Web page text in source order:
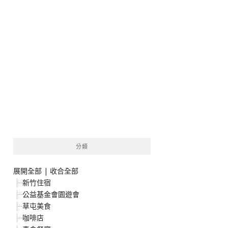
分類
展開全部 | 收合全部
新竹住宿
公益基金會園遊會
草屯美食
咖啡店